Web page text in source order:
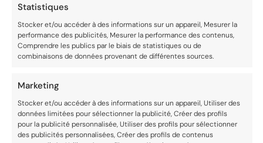
Statistiques
Stocker et/ou accéder à des informations sur un appareil, Mesurer la
performance des publicités, Mesurer la performance des contenus,
Comprendre les publics par le biais de statistiques ou de
combinaisons de données provenant de différentes sources.
Marketing
Stocker et/ou accéder à des informations sur un appareil, Utiliser des
données limitées pour sélectionner la publicité, Créer des profils
pour la publicité personnalisée, Utiliser des profils pour sélectionner
des publicités personnalisées, Créer des profils de contenus
Créez une liste
de courses :
Faites une liste
des produits
dont vous avez
besoin avant
Évitez de faire
les courses le
ventre vide :
courses quand
on a faim peut